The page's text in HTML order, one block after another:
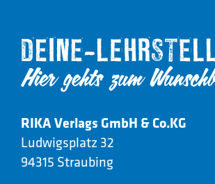
RIKA Verlags GmbH & Co.KG
Ludwigsplatz 32
94315 Straubing